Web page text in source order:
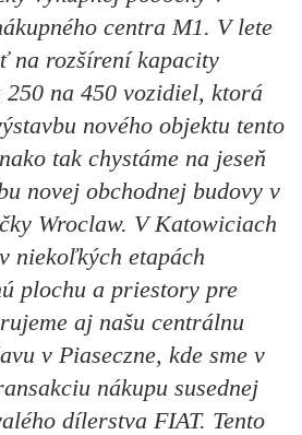
centra M1. V lete
na rozšírení kapacity
250 na 450 vozidiel, ktorá
nového objektu tento
tak chystáme na jeseň
novej obchodnej budovy v
Wroclaw. V Katowiciach
niekoľkých etapách
plochu a priestory pre
aj našu centrálnu
v Piaseczne, kde sme v
nákupu susednej
dílerstva FIAT. Tento